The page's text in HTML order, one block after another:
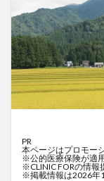
PR
本ページはプロモー
※公的医療保険が適
※CLINIC FORの情報
※掲載情報は2026年